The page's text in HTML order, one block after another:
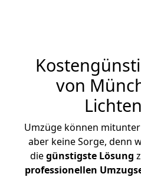
von
Umzüge können
aber keine Sorge, denn
diegünstigste Lösung
professionellen